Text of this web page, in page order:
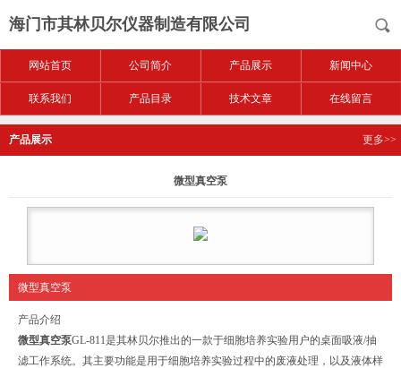
海门市其林贝尔仪器制造有限公司
网站首页 公司简介 产品展示 新闻中心
联系我们 产品目录 技术文章 在线留言
产品展示 更多>>
微型真空泵
微型真空泵
产品介绍
微型真空泵GL-811是其林贝尔推出的一款于细胞培养实验用户的桌面吸液/抽
滤工作系统。其主要功能是用于细胞培养实验过程中的废液处理，以及液体样